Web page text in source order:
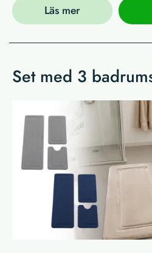
Läs mer
Set med 3